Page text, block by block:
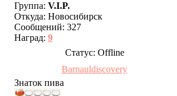
Группа: V.I.P.
Откуда: Новосибирск
Сообщений: 327
Наград: 9
Статус: Offline
Barnauldiscovery
Знаток пива